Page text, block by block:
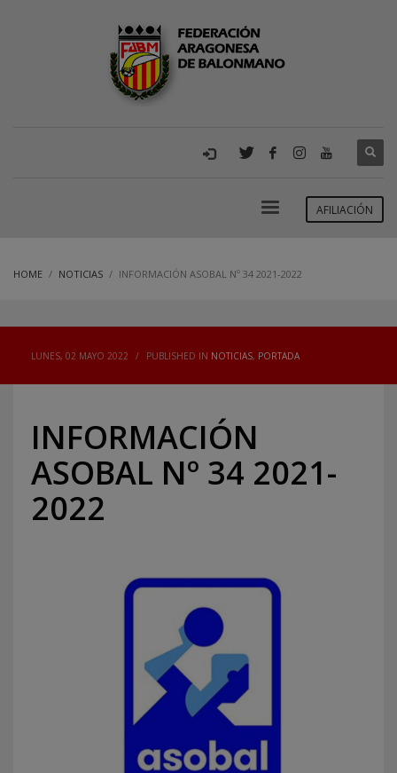
AFILIACIÓN
HOME NOTICIAS INFORMACIÓN ASOBAL Nº 34 2021-2022
LUNES, 02 MAYO 2022 / PUBLISHED IN NOTICIAS, PORTADA
INFORMACIÓN
ASOBAL Nº 34 2021-
2022